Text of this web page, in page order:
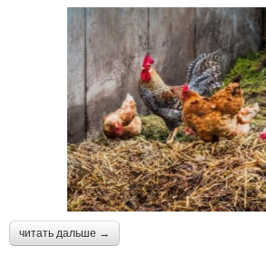
читать дальше →